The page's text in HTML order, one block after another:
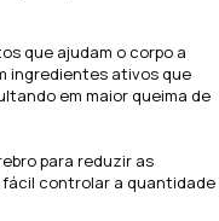
que ajudam o corpo a
ingredientes ativos que
em maior queima de
para reduzir as
fácil controlar a quantidade